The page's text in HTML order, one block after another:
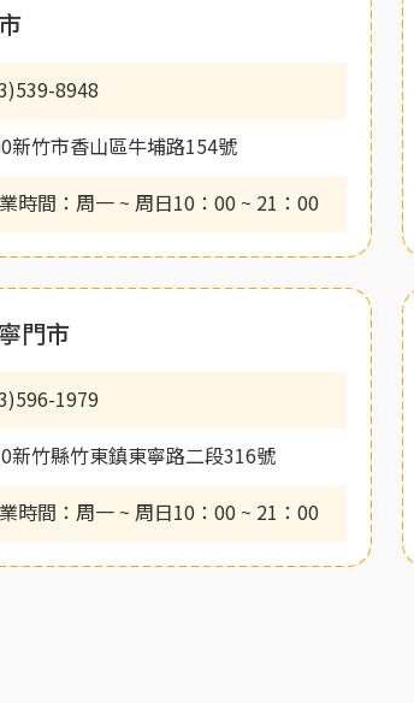
8948
新竹市香山區牛埔路154號
時間：周一 ~ 周日10：00 ~ 21：00
門市
1979
新竹縣竹東鎮東寧路二段316號
時間：周一 ~ 周日10：00 ~ 21：00